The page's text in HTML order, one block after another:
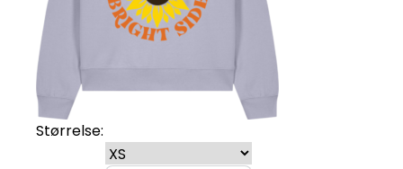
Størrelse: